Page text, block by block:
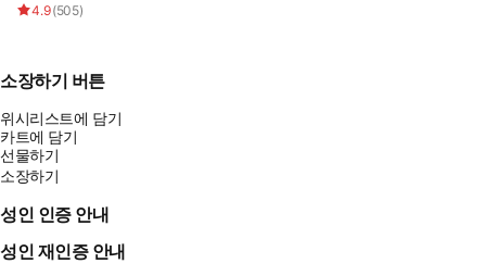
4.9(505)
소장하기 버튼
위시리스트에 담기
카트에 담기
선물하기
소장하기
성인 인증 안내
성인 재인증 안내